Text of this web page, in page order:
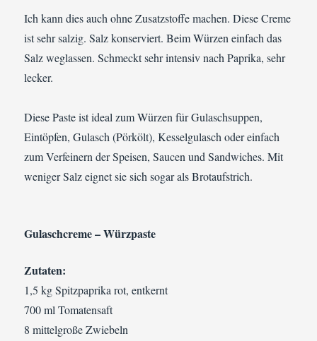
Ich kann dies auch ohne Zusatzstoffe machen. Diese Creme
ist sehr salzig. Salz konserviert. Beim Würzen einfach das
Salz weglassen. Schmeckt sehr intensiv nach Paprika, sehr
lecker.
Diese Paste ist ideal zum Würzen für Gulaschsuppen,
Eintöpfen, Gulasch (Pörkölt), Kesselgulasch oder einfach
zum Verfeinern der Speisen, Saucen und Sandwiches. Mit
weniger Salz eignet sie sich sogar als Brotaufstrich.
Gulaschcreme – Würzpaste
Zutaten:
1,5 kg Spitzpaprika rot, entkernt
700 ml Tomatensaft
8 mittelgroße Zwiebeln